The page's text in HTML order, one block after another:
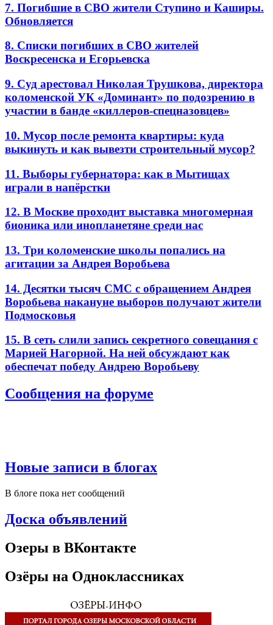
7. Погибшие в СВО жители Ступино и Каширы.
Обновляется
8. Списки погибших в СВО жителей
Воскресенска и Егорьевска
9. Суд арестовал Николая Трушкова, директора
коломенской УК «Доминант» по подозрению в
участии в банде «киллеров-спецназовцев»
10. Мусор после ремонта квартиры: куда
выкинуть и как вывезти строительный мусор?
11. Выборы губернатора: как в Мытищах
играли в напёрстки
12. В Москве проходит выставка многомерная
бионика или инопланетяне среди нас
13. Три коломенские школы попались на
агитации за Андрея Воробьева
14. Десятки тысяч СМС с обращением Андрея
Воробьева накануне выборов получают жители
Подмосковья
15. В сеть слили запись секретного совещания с
Марией Нагорной. На ней обсуждают как
обеспечат победу Андрею Воробьеву
Сообщения на форуме
Новые записи в блогах
В блоге пока нет сообщений
Доска объявлений
Озеры в ВКонтакте
Озёры на Одноклассниках